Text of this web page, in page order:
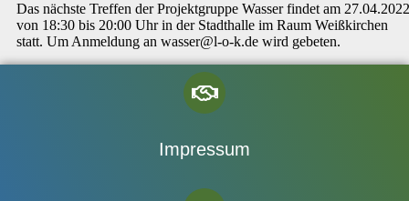
Das nächste Treffen der Projektgruppe Wasser findet am 27.04.2022
von 18:30 bis 20:00 Uhr in der Stadthalle im Raum Weißkirchen
statt. Um Anmeldung an wasser@l-o-k.de wird gebeten.
Impressum